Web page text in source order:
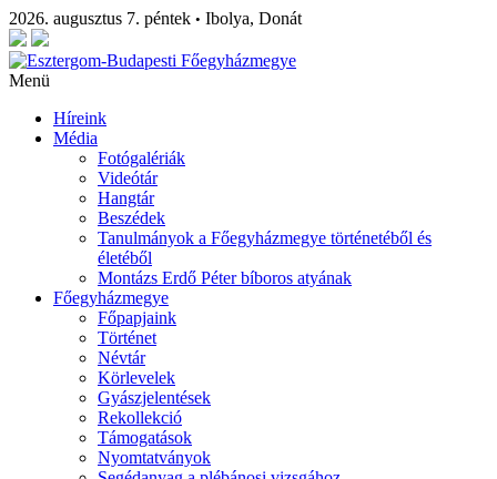
2026. augusztus 7. péntek • Ibolya, Donát
Menü
Híreink
Média
Fotógalériák
Videótár
Hangtár
Beszédek
Tanulmányok a Főegyházmegye történetéből és
életéből
Montázs Erdő Péter bíboros atyának
Főegyházmegye
Főpapjaink
Történet
Névtár
Körlevelek
Gyászjelentések
Rekollekció
Támogatások
Nyomtatványok